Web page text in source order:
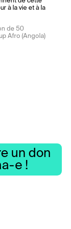
à la vie et à la
de 50
Afro (Angola)
un don
e !